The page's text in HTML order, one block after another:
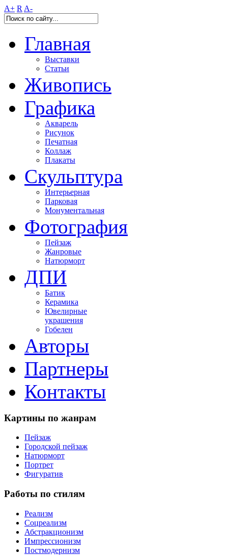
A+ R A-
Главная
Выставки
Статьи
Живопись
Графика
Акварель
Рисунок
Печатная
Коллаж
Плакаты
Скульптура
Интерьерная
Парковая
Монументальная
Фотография
Пейзаж
Жанровые
Натюрморт
ДПИ
Батик
Керамика
Ювелирные
украшения
Гобелен
Авторы
Партнеры
Контакты
Картины по жанрам
Пейзаж
Городской пейзаж
Натюрморт
Портрет
Фигуратив
Работы по стилям
Реализм
Соцреализм
Абстракционизм
Импрессионизм
Постмодернизм